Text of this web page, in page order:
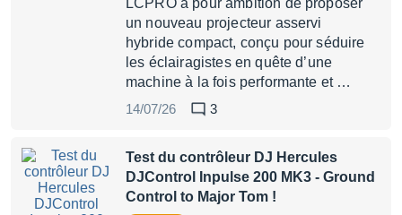
LCPRO a pour ambition de proposer
un nouveau projecteur asservi
hybride compact, conçu pour séduire
les éclairagistes en quête d’une
machine à la fois performante et …
14/07/26
3
Test du contrôleur DJ Hercules
DJControl Inpulse 200 MK3 - Ground
Control to Major Tom !